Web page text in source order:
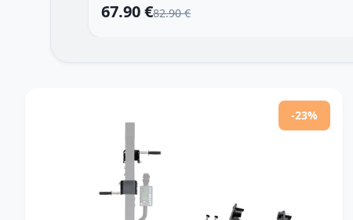
67.90 €82.90 €
-23%